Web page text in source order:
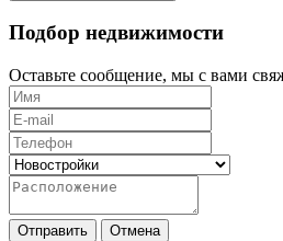
Подбор недвижимости
Оставьте сообщение, мы с вами
Отправить Отмена